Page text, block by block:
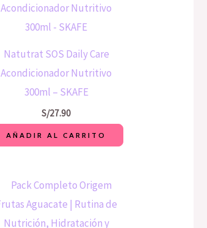
Natutrat SOS Daily Care
Acondicionador Nutritivo
300ml – SKAFE
S/27.90
AÑADIR AL CARRITO